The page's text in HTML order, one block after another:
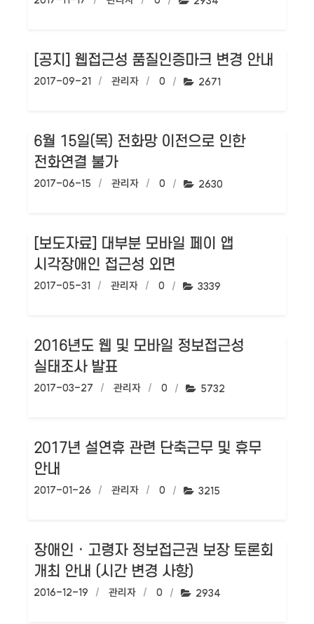
[공지] 웹접근성 품질인증마크 변경 안내
작성일:
2017-09-21 작성자:
관리자 댓글수:
0 조회수:
2671
6월 15일(목) 전화망 이전으로 인한
전화연결 불가
작성일:
2017-06-15 작성자:
관리자 댓글수:
0 조회수:
2630
[보도자료] 대부분 모바일 페이 앱
시각장애인 접근성 외면
작성일:
2017-05-31 작성자:
관리자 댓글수:
0 조회수:
3339
2016년도 웹 및 모바일 정보접근성
실태조사 발표
작성일:
2017-03-27 작성자:
관리자 댓글수:
0 조회수:
5732
2017년 설연휴 관련 단축근무 및 휴무
안내
작성일:
2017-01-26 작성자:
관리자 댓글수:
0 조회수:
3215
장애인 · 고령자 정보접근권 보장 토론회
개최 안내 (시간 변경 사항)
작성일:
2016-12-19 작성자:
관리자 댓글수:
0 조회수:
2934